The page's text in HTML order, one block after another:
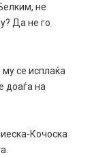
не
Да не го
се исплаќа
доаѓа на
Кочоска